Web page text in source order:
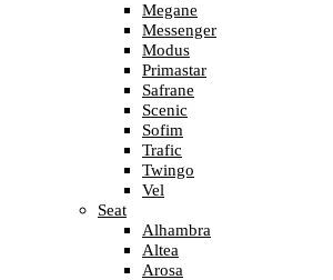
Megane
Messenger
Modus
Primastar
Safrane
Scenic
Sofim
Trafic
Twingo
Vel
Seat
Alhambra
Altea
Arosa